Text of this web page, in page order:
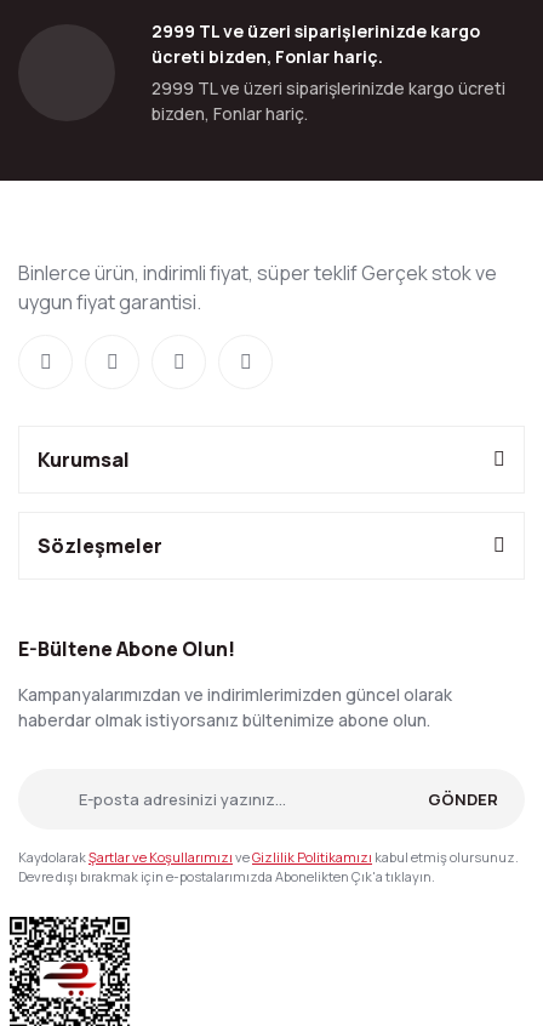
2999 TL ve üzeri siparişlerinizde kargo
ücreti bizden, Fonlar hariç.
2999 TL ve üzeri siparişlerinizde kargo ücreti
bizden, Fonlar hariç.
Binlerce ürün, indirimli fiyat, süper teklif Gerçek stok ve
uygun fiyat garantisi.
Kurumsal
Sözleşmeler
E-Bültene Abone Olun!
Kampanyalarımızdan ve indirimlerimizden güncel olarak
haberdar olmak istiyorsanız bültenimize abone olun.
GÖNDER
KaydolarakŞartlar ve Koşullarımızı veGizlilik Politikamızı kabul etmiş olursunuz.
Devre dışı bırakmak için e-postalarımızda Abonelikten Çık'a tıklayın.